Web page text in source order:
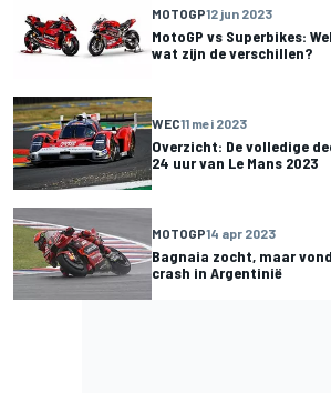
MOTOGP12 jun 2023
MotoGP vs Superbikes:
wat zijn de verschillen?
WEC11 mei 2023
Overzicht: De volledige
24 uur van Le Mans 2023
MOTOGP14 apr 2023
Bagnaia zocht, maar
crash in Argentinië